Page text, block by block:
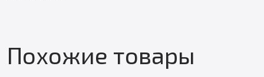
Похожие товары